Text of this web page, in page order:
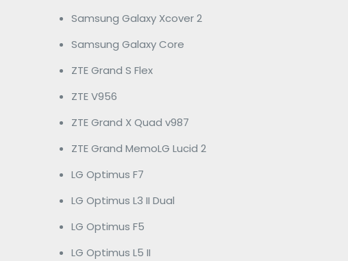
Samsung Galaxy Xcover 2
Samsung Galaxy Core
ZTE Grand S Flex
ZTE V956
ZTE Grand X Quad v987
ZTE Grand MemoLG Lucid 2
LG Optimus F7
LG Optimus L3 II Dual
LG Optimus F5
LG Optimus L5 II